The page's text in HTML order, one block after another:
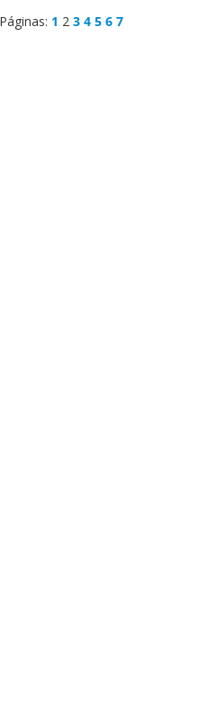
Páginas: 1 2 3 4 5 6 7